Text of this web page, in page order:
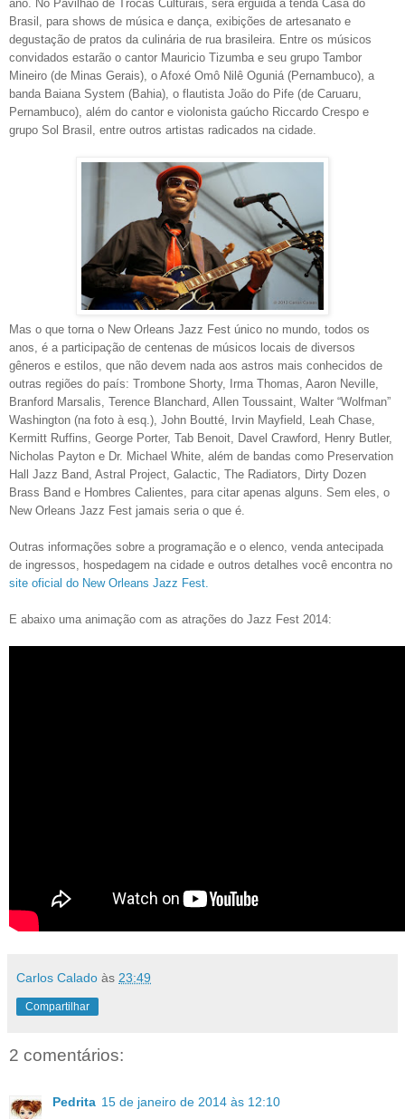
ano. No Pavilhão de Trocas Culturais, será erguida a tenda Casa do
Brasil, para shows de música e dança, exibições de artesanato e
degustação de pratos da culinária de rua brasileira. Entre os músicos
convidados estarão o cantor Mauricio Tizumba e seu grupo Tambor
Mineiro (de Minas Gerais), o Afoxé Omô Nilê Oguniá (Pernambuco), a
banda Baiana System (Bahia), o flautista João do Pife (de Caruaru,
Pernambuco), além do cantor e violonista gaúcho Riccardo Crespo e
grupo Sol Brasil, entre outros artistas radicados na cidade.
Mas o que torna o New Orleans Jazz Fest único no mundo, todos os
anos, é a participação de centenas de músicos locais de diversos
gêneros e estilos, que não devem nada aos astros mais conhecidos de
outras regiões do país: Trombone Shorty, Irma Thomas, Aaron Neville,
Branford Marsalis, Terence Blanchard, Allen Toussaint, Walter “Wolfman”
Washington (na foto à esq.), John Boutté, Irvin Mayfield, Leah Chase,
Kermitt Ruffins, George Porter, Tab Benoit, Davel Crawford, Henry Butler,
Nicholas Payton e Dr. Michael White, além de bandas como Preservation
Hall Jazz Band, Astral Project, Galactic, The Radiators, Dirty Dozen
Brass Band e Hombres Calientes, para citar apenas alguns. Sem eles, o
New Orleans Jazz Fest jamais seria o que é.
Outras informações sobre a programação e o elenco, venda antecipada
de ingressos, hospedagem na cidade e outros detalhes você encontra no
site oficial do New Orleans Jazz Fest.
E abaixo uma animação com as atrações do Jazz Fest 2014:
Carlos Calado às 23:49
Compartilhar
2 comentários:
Pedrita 15 de janeiro de 2014 às 12:10